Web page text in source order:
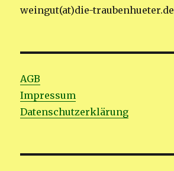
weingut(at)die-traubenhueter.de
AGB
Impressum
Datenschutzerklärung